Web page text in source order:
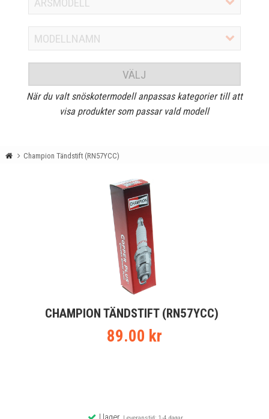
VÄLJ
När du valt snöskotermodell anpassas kategorier till att
visa produkter som passar vald modell
Champion Tändstift (RN57YCC)
CHAMPION TÄNDSTIFT (RN57YCC)
89.00 kr